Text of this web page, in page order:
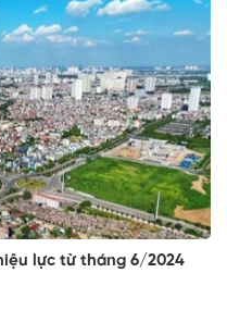
lực từ tháng 6/2024